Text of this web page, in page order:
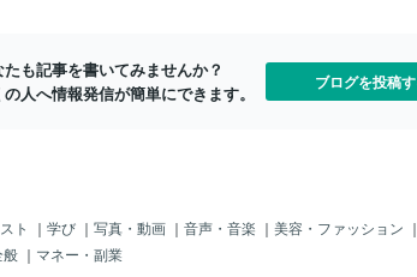
オンチアドバイザーですが
ろい」 をテーマに、わたし
ついて綴っています。＊実
③ 実際に“できる形”に落とし込
ば「この頻度なら無理なく続け
て伝えます。④ 続けたとき
び”まで橋をかけるヘナは即効
はありません。積み重ねる
たも記事を書いてみませんか？
の人へ情報発信が簡単にできます。
ブログを投稿
ト ｜ 学び ｜ 写真・動画 ｜ 音声・音楽 ｜ 美容・ファッション ｜
般 ｜ マネー・副業